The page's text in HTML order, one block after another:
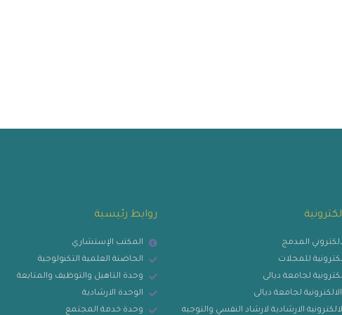
المدمج
للمجلات
لجامعة ديالى
لجامعة ديالى
الارشادية لارشاد النفسي والتوجيه
روابط رئيسية
المكتب الإستشاري
الحاضنة العلمية التكنولوجية
وحدة التاهيل والتوظيف والمتابعة
الوحدة الارشادية
وحدة خدمة المجتمع